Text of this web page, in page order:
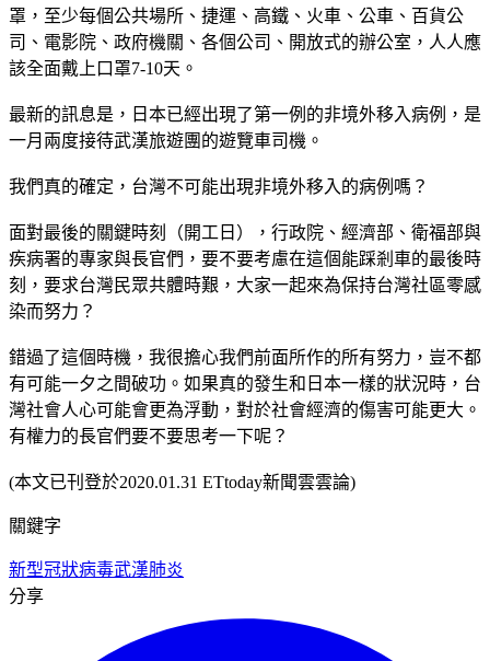
罩，至少每個公共場所、捷運、高鐵、火車、公車、百貨公
司、電影院、政府機關、各個公司、開放式的辦公室，人人應
該全面戴上口罩7-10天。
最新的訊息是，日本已經出現了第一例的非境外移入病例，是
一月兩度接待武漢旅遊團的遊覽車司機。
我們真的確定，台灣不可能出現非境外移入的病例嗎？
面對最後的關鍵時刻（開工日），行政院、經濟部、衛福部與
疾病署的專家與長官們，要不要考慮在這個能踩剎車的最後時
刻，要求台灣民眾共體時艱，大家一起來為保持台灣社區零感
染而努力？
錯過了這個時機，我很擔心我們前面所作的所有努力，豈不都
有可能一夕之間破功。如果真的發生和日本一樣的狀況時，台
灣社會人心可能會更為浮動，對於社會經濟的傷害可能更大。
有權力的長官們要不要思考一下呢？
(本文已刊登於2020.01.31 ETtoday新聞雲雲論)
關鍵字
新型冠狀病毒武漢肺炎
分享